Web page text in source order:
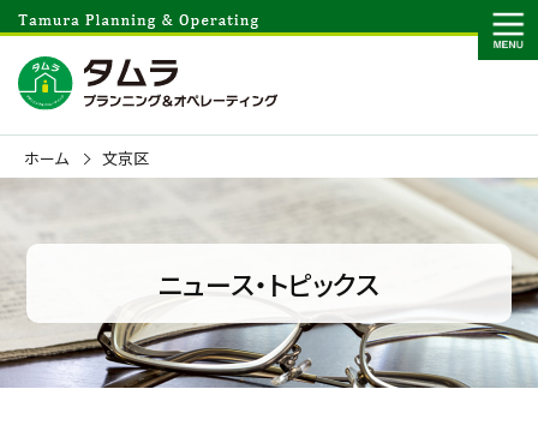
ホーム 文京区
ニュース・トピックス